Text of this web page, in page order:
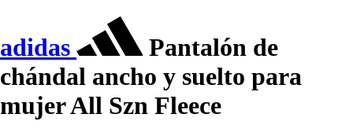
adidas
Pantalón de
chándal ancho y suelto para
mujer All Szn Fleece